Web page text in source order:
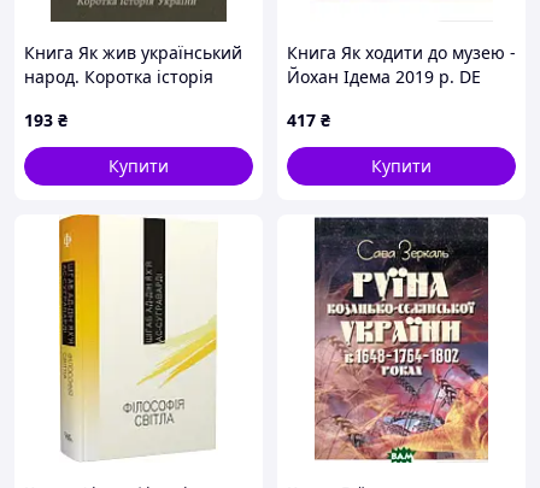
Книга Як жив український
народ. Коротка історія
Грушевський 2021 р. DE
193 ₴
Купити
Книга Як ходити до музею -
Йохан Ідема 2019 р. DE
417 ₴
Купити